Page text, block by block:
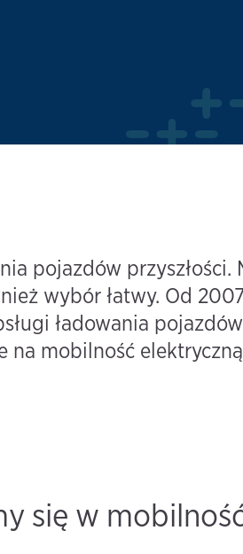
pojazdów przyszłości.
wybór łatwy. Od
ładowania
na mobilność
się w